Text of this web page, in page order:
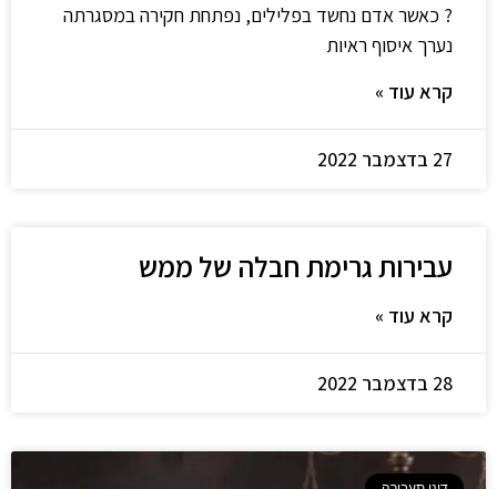
? כאשר אדם נחשד בפלילים, נפתחת חקירה במסגרתה
נערך איסוף ראיות
קרא עוד »
27 בדצמבר 2022
עבירות גרימת חבלה של ממש
קרא עוד »
28 בדצמבר 2022